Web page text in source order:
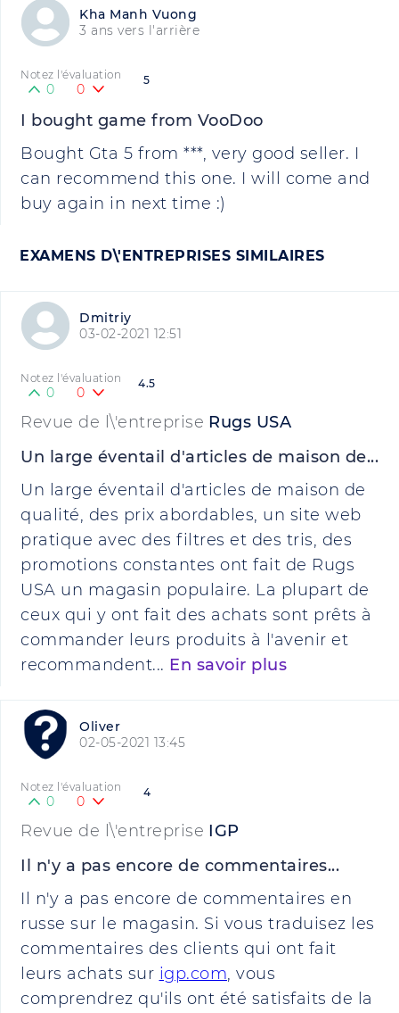
Kha Manh Vuong
3 ans vers l'arrière
5
Notez l'évaluation
0 0
I bought game from VooDoo
Bought Gta 5 from ***, very good seller. I
can recommend this one. I will come and
buy again in next time :)
EXAMENS D\'ENTREPRISES SIMILAIRES
Dmitriy
03-02-2021 12:51
4.5
Notez l'évaluation
0 0
Revue de l\'entreprise Rugs USA
Un large éventail d'articles de maison de...
Un large éventail d'articles de maison de
qualité, des prix abordables, un site web
pratique avec des filtres et des tris, des
promotions constantes ont fait de Rugs
USA un magasin populaire. La plupart de
ceux qui y ont fait des achats sont prêts à
commander leurs produits à l'avenir et
recommandent... En savoir plus
Oliver
02-05-2021 13:45
4
Notez l'évaluation
0 0
Revue de l\'entreprise IGP
Il n'y a pas encore de commentaires...
Il n'y a pas encore de commentaires en
russe sur le magasin. Si vous traduisez les
commentaires des clients qui ont fait
leurs achats sur igp.com, vous
comprendrez qu'ils ont été satisfaits de la